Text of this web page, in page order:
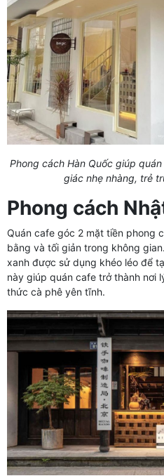
Phong cách Hàn Quốc giúp
giác nhẹ nhàng, trẻ
Phong cách
Quán cafe góc 2 mặt tiền phong
bằng và tối giản trong không
xanh được sử dụng khéo léo để
này giúp quán cafe trở thành nơi
thức cà phê yên tĩnh.